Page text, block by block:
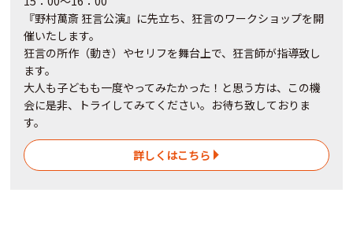
『野村萬斎 狂言公演』に先立ち、狂言のワークショップを開
催いたします。
狂言の所作（動き）やセリフを舞台上で、狂言師が指導致し
ます。
大人も子どもも一度やってみたかった！と思う方は、この機
会に是非、トライしてみてください。お待ち致しておりま
す。
詳しくはこちら